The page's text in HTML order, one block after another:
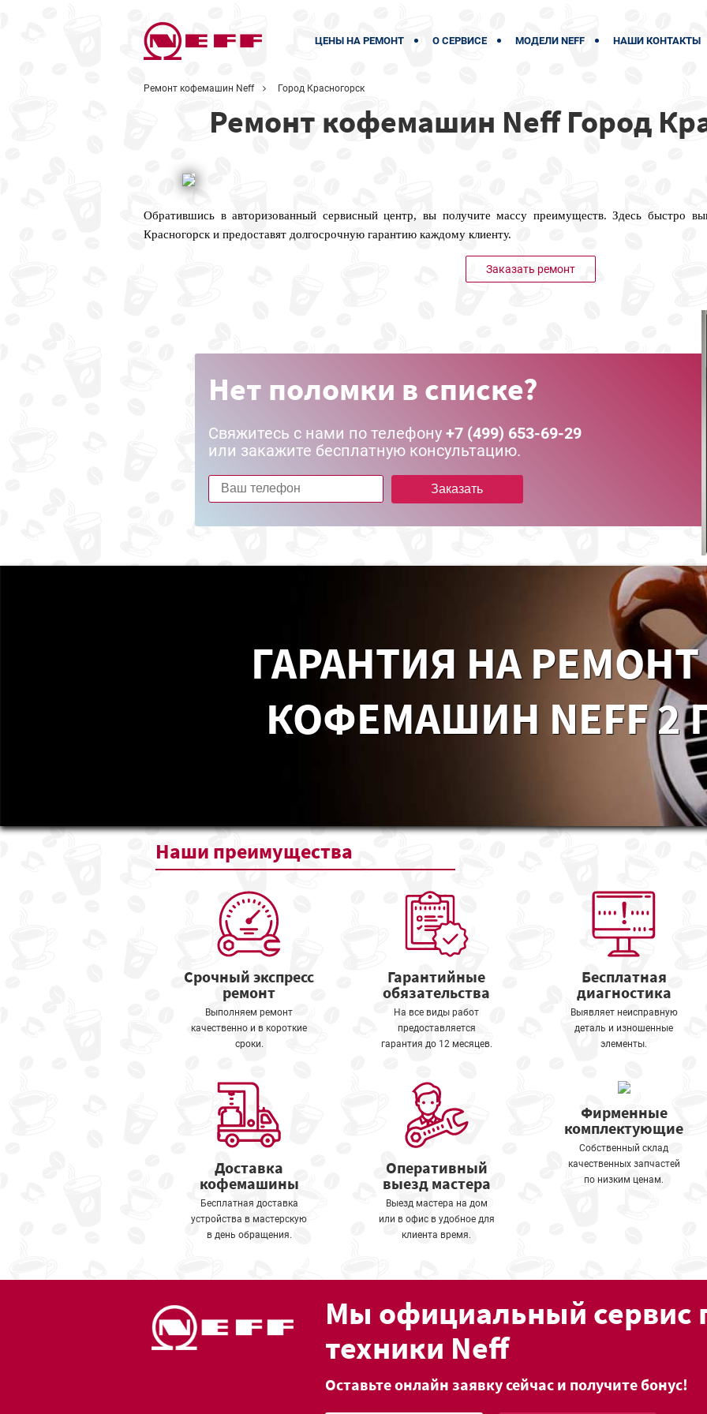
ЦЕНЫ НА РЕМОНТ О СЕРВИСЕ МОДЕЛИ NEFF НАШИ КОНТАКТЫ
Ремонт кофемашин Neff Город Красногорск
Ремонт кофемашин Neff Город
Обратившись в авторизованный сервисный центр, вы получите массу преимуществ. Здесь быстро
Красногорск и предоставят долгосрочную гарантию каждому клиенту.
Заказать ремонт
Нет поломки в списке?
Свяжитесь с нами по телефону +7 (499) 653-69-29
или закажите бесплатную консультацию.
Заказать
ГАРАНТИЯ НА РЕМОНТ
КОФЕМАШИН NEFF 2
Наши преимущества
Срочный экспресс
ремонт
Выполняем ремонт
качественно и в короткие
сроки.
Гарантийные
обязательства
На все виды работ
предоставляется
гарантия до 12 месяцев.
Бесплатная
диагностика
Выявляет неисправную
деталь и изношенные
элементы.
Доставка
кофемашины
Бесплатная доставка
устройства в мастерскую
в день обращения.
Оперативный
выезд мастера
Выезд мастера на дом
или в офис в удобное для
клиента время.
Фирменные
комплектующие
Собственный склад
качественных запчастей
по низким ценам.
Мы официальный сервис
техники Neff
Оставьте онлайн заявку сейчас и получите бонус!